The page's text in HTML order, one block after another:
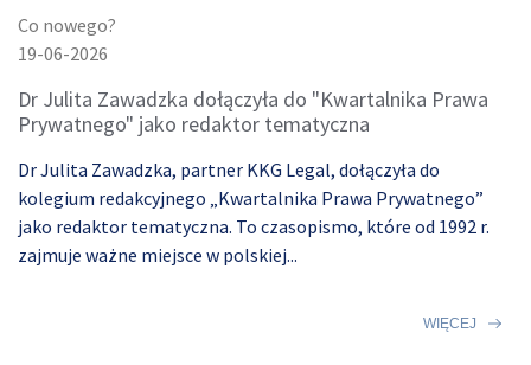
Co nowego?
19-06-2026
Dr Julita Zawadzka dołączyła do "Kwartalnika Prawa
Prywatnego" jako redaktor tematyczna
Dr Julita Zawadzka, partner KKG Legal, dołączyła do
kolegium redakcyjnego „Kwartalnika Prawa Prywatnego”
jako redaktor tematyczna. To czasopismo, które od 1992 r.
zajmuje ważne miejsce w polskiej...
WIĘCEJ